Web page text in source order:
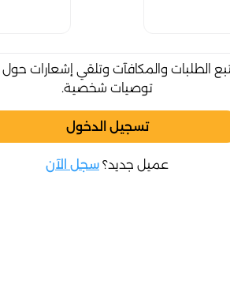
الطلبات والمكافآت وتلقي إشعارات
توصيات شخصية.
تسجيل الدخول
عميل جديد؟ سجل الآن